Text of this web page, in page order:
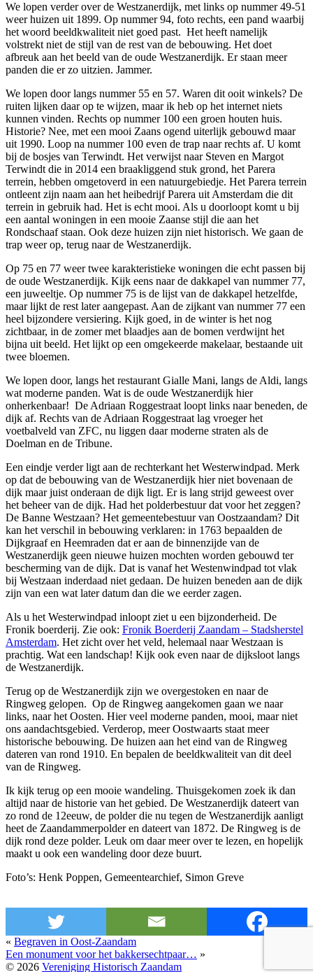
We lopen verder over de Westzanerdijk, met links op nummer 49-51
weer huizen uit 1899. Op nummer 94, foto rechts, een pand waarbij
het woord beeldkwaliteit niet goed past. Het heeft namelijk
volstrekt niet de stijl van de rest van de bebouwing. Het doet
afbreuk aan het beeld van de oude Westzanerdijk. Er staan meer
panden die er zo uitzien. Jammer.
We lopen door langs nummer 55 en 57. Waren dit ooit winkels? De
ruiten lijken daar op te wijzen, maar ik heb op het internet niets
kunnen vinden. Rechts op nummer 100 een groen houten huis.
Historie? Nee, met een mooi Zaans ogend uiterlijk gebouwd maar
uit 1990. Loop na nummer 100 even de trap naar rechts af. U komt
bij de bosjes van Terwindt. Het verwijst naar Steven en Margot
Terwindt die in 2014 een braakliggend stuk grond, het Parera
terrein, hebben omgetoverd in een natuurgebiedje. Het Parera terrein
ontleent zijn naam aan het heibedrijf Parera uit Amsterdam die dit
terrein in gebruik had. Het is echt mooi. Als u doorloopt komt u bij
een aantal woningen in een mooie Zaanse stijl die aan het
Rondschaaf staan. Ook deze huizen zijn niet historisch. We gaan de
trap weer op, terug naar de Westzanerdijk.
Op 75 en 77 weer twee karakteristieke woningen die echt passen bij
de oude Westzanerdijk. Kijk eens naar de dakkapel van nummer 77,
een juweeltje. Op nummer 75 is de lijst van de dakkapel hetzelfde,
maar lijkt de rest later aangepast. Aan de zijkant van nummer 77 een
heel bijzondere versiering. Kijk goed, in de winter is het nog
zichtbaar, in de zomer met blaadjes aan de bomen verdwijnt het
bijna uit beeld. Het lijkt op een omgekeerde makelaar, bestaande uit
twee bloemen.
We lopen door, langs het restaurant Gialle Mani, langs de Aldi, langs
wat moderne panden. Wat is de oude Westzanerdijk hier
onherkenbaar! De Adriaan Roggestraat loopt links naar beneden, de
dijk af. Rechts van de Adriaan Roggestraat lag vroeger het
voetbalveld van ZFC, nu liggen daar moderne straten als de
Doelman en de Tribune.
Een eindje verder ligt aan de rechterkant het Westerwindpad. Merk
op dat de bebouwing van de Westzanerdijk hier niet bovenaan de
dijk maar juist onderaan de dijk ligt. Er is lang strijd geweest over
het beheer van de dijk. Had het polderbestuur dat voor het zeggen?
De Banne Westzaan? Het gemeentebestuur van Oostzaandam? Dit
kan het verschil in bebouwing verklaren: in 1763 bepaalden de
Dijkgraaf en Heemraden dat er aan de binnenzijde van de
Westzanerdijk geen nieuwe huizen mochten worden gebouwd ter
bescherming van de dijk. Dat is vanaf het Westenwindpad tot vlak
bij Westzaan inderdaad niet gedaan. De huizen beneden aan de dijk
zijn van een wat later datum dan die we eerder zagen.
Als u het Westerwindpad inloopt ziet u een bijzonderheid. De
Fronik boerderij. Zie ook: Fronik Boerderij Zaandam – Stadsherstel
Amsterdam. Het zicht over het veld, helemaal naar Westzaan is
prachtig. Wat een landschap! Kijk ook even naar de dijksloot langs
de Westzanerdijk.
Terug op de Westzanerdijk zijn we overgestoken en naar de
Ringweg gelopen. Op de Ringweg aangekomen gaan we naar
links, naar het Oosten. Hier veel moderne panden, mooi, maar niet
ons aandachtsgebied. Verderop, meer Oostwaarts staat meer
historische bebouwing. De huizen aan het eind van de Ringweg
dateren van rond 1910. En bepalen de beeldkwaliteit van dit deel
van de Ringweg.
Ik kijk terug op een mooie wandeling. Thuisgekomen zoek ik dan
altijd naar de historie van het gebied. De Westzanerdijk dateert van
zo rond de 12eeuw, de polder die nu tegen de Westzanerdijk aanligt
heet de Zaandammerpolder en dateert van 1872. De Ringweg is de
dijk rond deze polder. Leuk om daar meer over te lezen, en hopelijk
maakt u ook een wandeling door deze buurt.
Foto’s: Henk Poppen, Gemeentearchief, Simon Greve
« Begraven in Oost-Zaandam
Een monument voor het bakkersechtpaar… »
© 2026 Vereniging Historisch Zaandam